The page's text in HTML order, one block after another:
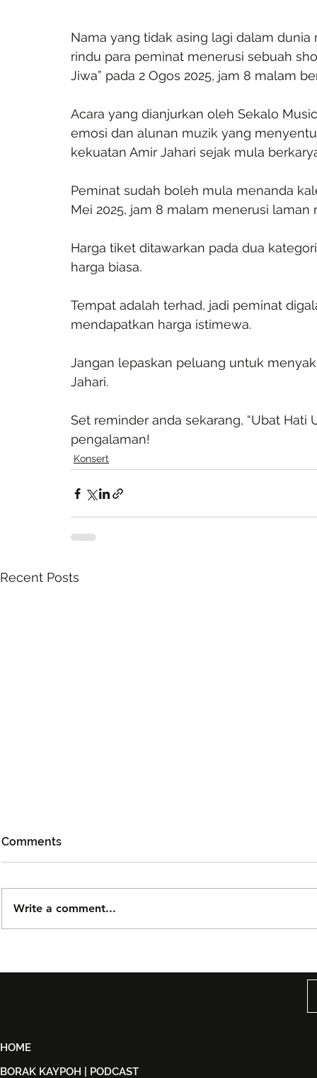
Nama yang tidak asing lagi dalam
rindu para peminat menerusi sebuah
Jiwa” pada 2 Ogos 2025, jam 8 malam
Acara yang dianjurkan oleh Sekalo
emosi dan alunan muzik yang
kekuatan Amir Jahari sejak mula
Peminat sudah boleh mula menanda
Mei 2025, jam 8 malam menerusi laman
Harga tiket ditawarkan pada dua
harga biasa.
Tempat adalah terhad, jadi peminat
mendapatkan harga istimewa.
Jangan lepaskan peluang untuk
Jahari.
Set reminder anda sekarang, “Ubat
pengalaman!
Konsert
Recent Posts
Suwito
Comments
Write a comment...
HOME
BORAK KAYPOH | PODCAST